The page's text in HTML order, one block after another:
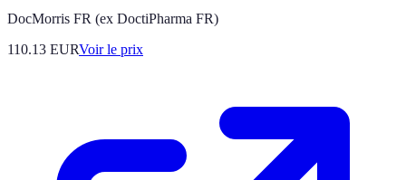
DocMorris FR (ex DoctiPharma FR)
110.13 EURVoir le prix